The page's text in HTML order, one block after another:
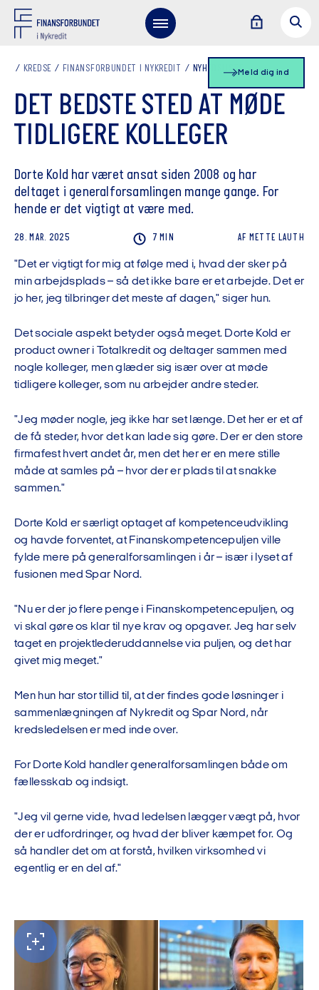
Meld dig ind
KREDSE FINANSFORBUNDET I NYKREDIT NYHEDSLISTE
DET BEDSTE STED AT MØDE
TIDLIGERE KOLLEGER
Dorte Kold har været ansat siden 2008 og har
deltaget i generalforsamlingen mange gange. For
hende er det vigtigt at være med.
28. MAR. 2025 7 MIN AF METTE LAUTH
"Det er vigtigt for mig at følge med i, hvad der sker på
min arbejdsplads – så det ikke bare er et arbejde. Det er
jo her, jeg tilbringer det meste af dagen," siger hun.
Det sociale aspekt betyder også meget. Dorte Kold er
product owner i Totalkredit og deltager sammen med
nogle kolleger, men glæder sig især over at møde
tidligere kolleger, som nu arbejder andre steder.
"Jeg møder nogle, jeg ikke har set længe. Det her er et af
de få steder, hvor det kan lade sig gøre. Der er den store
firmafest hvert andet år, men det her er en mere stille
måde at samles på – hvor der er plads til at snakke
sammen."
Dorte Kold er særligt optaget af kompetenceudvikling
og havde forventet, at Finanskompetencepuljen ville
fylde mere på generalforsamlingen i år – især i lyset af
fusionen med Spar Nord.
"Nu er der jo flere penge i Finanskompetencepuljen, og
vi skal gøre os klar til nye krav og opgaver. Jeg har selv
taget en projektlederuddannelse via puljen, og det har
givet mig meget."
Men hun har stor tillid til, at der findes gode løsninger i
sammenlægningen af Nykredit og Spar Nord, når
kredsledelsen er med inde over.
For Dorte Kold handler generalforsamlingen både om
fællesskab og indsigt.
"Jeg vil gerne vide, hvad ledelsen lægger vægt på, hvor
der er udfordringer, og hvad der bliver kæmpet for. Og
så handler det om at forstå, hvilken virksomhed vi
egentlig er en del af."